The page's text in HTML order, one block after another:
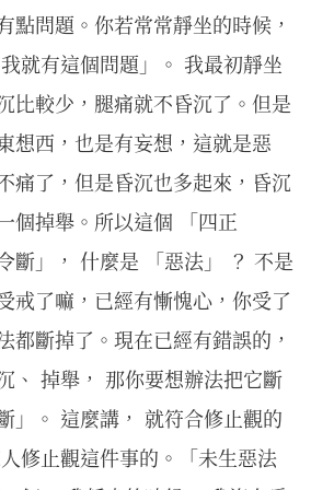
點問題。你若常常靜坐的時候，
就有這個問題」。 我最初靜坐
比較少，腿痛就不昏沉了。但是
想西，也是有妄想，這就是惡
痛了，但是昏沉也多起來，昏沉
個掉舉。所以這個 「四正
斷」， 什麼是 「惡法」 ？ 不是
戒了嘛，已經有慚愧心，你受了
都斷掉了。現在已經有錯誤的，
、 掉舉， 那你要想辦法把它斷
」。 這麼講， 就符合修止觀的
修止觀這件事的。「未生惡法